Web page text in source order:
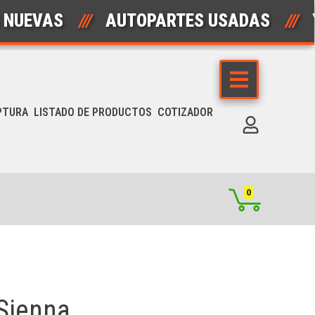
/// AUTOPARTES USADAS ///
LISTADO DE PRODUCTOS COTIZADOR
0